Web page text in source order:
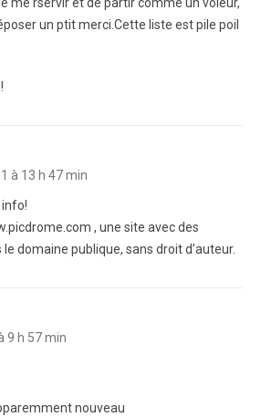
me rservir et de partir comme un voleur,
un ptit merci.Cette liste est pile poil
à 13 h 47 min
, une site avec des
domaine publique, sans droit d’auteur.
9 h 57 min
nouveau